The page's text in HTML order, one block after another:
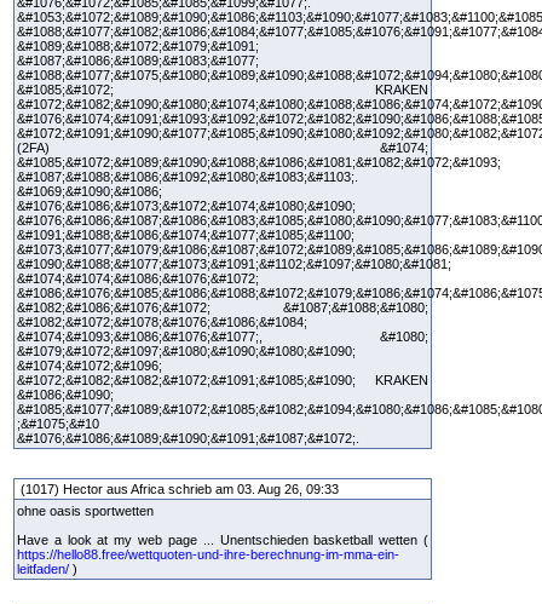
&#1089;&#1088;&#1072;&#1079;&#1091;
&#1087;&#1086;&#1089;&#1083;&#1077;
&#1085;&#1072; KRAKEN
(2FA) &#1074;
&#1085;&#1072;&#1089;&#1090;&#1088;&#1086;&#1081;&#1082;&#1072;&#1093;
&#1087;&#1088;&#1086;&#1092;&#1080;&#1083;&#1103;.
&#1069;&#1090;&#1086;
&#1076;&#1086;&#1073;&#1072;&#1074;&#1080;&#1090;
&#1091;&#1088;&#1086;&#1074;&#1077;&#1085;&#1100;
&#1090;&#1088;&#1077;&#1073;&#1091;&#1102;&#1097;&#1080;&#1081;
&#1074;&#1074;&#1086;&#1076;&#1072;
&#1082;&#1086;&#1076;&#1072; &#1087;&#1088;&#1080;
&#1082;&#1072;&#1078;&#1076;&#1086;&#1084;
&#1074;&#1093;&#1086;&#1076;&#1077;, &#1080;
&#1079;&#1072;&#1097;&#1080;&#1090;&#1080;&#1090;
&#1074;&#1072;&#1096;
&#1072;&#1082;&#1082;&#1072;&#1091;&#1085;&#1090; KRAKEN
&#1086;&#1090;
;&#1075;&#10
&#1076;&#1086;&#1089;&#1090;&#1091;&#1087;&#1072;.
(1017) Hector aus Africa schrieb am 03. Aug 26, 09:33
ohne oasis sportwetten
Have a look at my web page ... Unentschieden basketball wetten (
https://hello88.free/wettquoten-und-ihre-berechnung-im-mma-ein-
leitfaden/ )